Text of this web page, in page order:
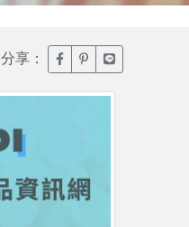
分享： 臉書分享(另開新視窗)
噗浪分享(另開新
Line分享(另